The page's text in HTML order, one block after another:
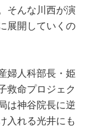
そんな川西が演
展開していくの
婦人科部長・姫
救命プロジェク
は神谷院長に逆
入れる光井にも